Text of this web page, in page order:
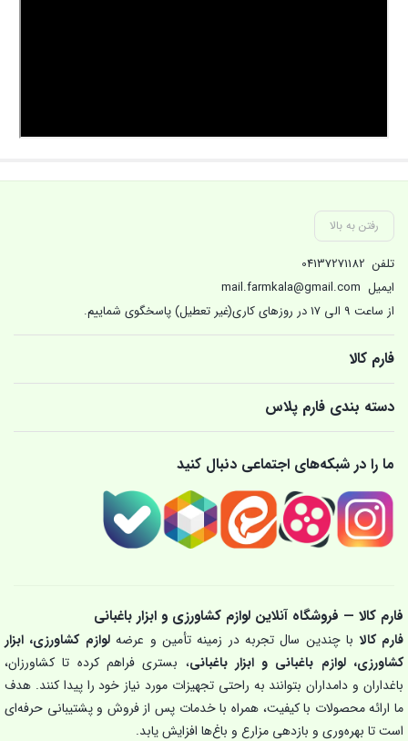
رفتن به بالا
تلفن 04137271182
ایمیل mail.farmkala@gmail.com
از ساعت 9 الی 17 در روزهای کاری(غیر تعطیل) پاسخگوی شماییم.
فارم کالا
دسته بندی فارم پلاس
ما را در شبکه‌های اجتماعی دنبال کنید
فارم کالا — فروشگاه آنلاین لوازم کشاورزی و ابزار باغبانی
فارم کالا با چندین سال تجربه در زمینه تأمین و عرضهلوازم کشاورزی، ابزار
کشاورزی، لوازم باغبانی و ابزار باغبانی، بستری فراهم کرده تا کشاورزان،
باغداران و دامداران بتوانند به راحتی تجهیزات مورد نیاز خود را پیدا کنند. هدف
ما ارائه محصولات با کیفیت، همراه با خدمات پس از فروش و پشتیبانی حرفه‌ای
است تا بهره‌وری و بازدهی مزارع و باغ‌ها افزایش یابد.